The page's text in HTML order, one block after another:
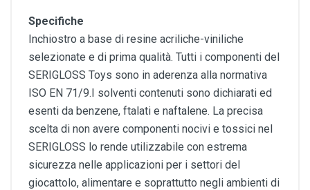
Specifiche
Inchiostro a base di resine acriliche-viniliche
selezionate e di prima qualità. Tutti i componenti del
SERIGLOSS Toys sono in aderenza alla normativa
ISO EN 71/9.I solventi contenuti sono dichiarati ed
esenti da benzene, ftalati e naftalene. La precisa
scelta di non avere componenti nocivi e tossici nel
SERIGLOSS lo rende utilizzabile con estrema
sicurezza nelle applicazioni per i settori del
giocattolo, alimentare e soprattutto negli ambienti di